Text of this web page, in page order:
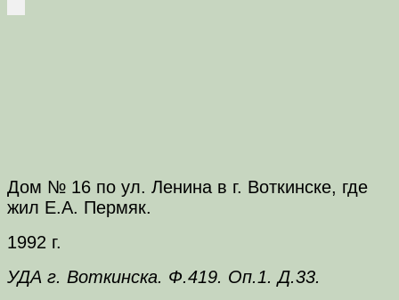
Дом № 16 по ул. Ленина в г. Воткинске, где
жил Е.А. Пермяк.
1992 г.
УДА г. Воткинска. Ф.419. Оп.1. Д.33.